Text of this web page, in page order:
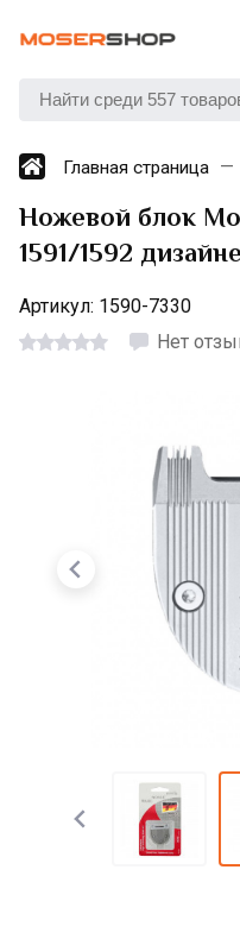
Главная страница
Ножевой блок
1591/1592
Артикул: 1590-7330
Нет